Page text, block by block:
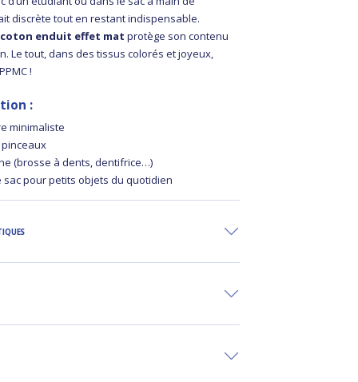
discrète tout en restant indispensable.
enduit effet mat protège son contenu
Le tout, dans des tissus colorés et joyeux,
!
:
minimaliste
(brosse à dents, dentifrice…)
sac pour petits objets du quotidien